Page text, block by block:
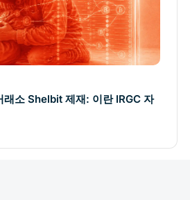
래소 Shelbit 제재: 이란 IRGC 자